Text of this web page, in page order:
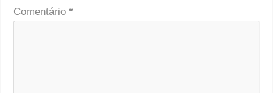
Comentário*